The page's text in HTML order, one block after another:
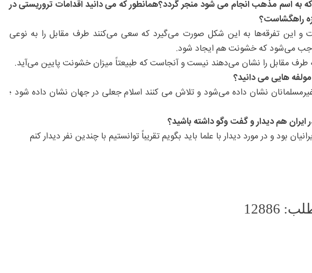
اسم مذهب انجام می شود منجر گردد؟همانطور که می دانید اقدامات تروریستی در
راهگشاست؟
و این تفرقه‌ها به این شکل صورت می‌گیرد که سعی می‌کنند طرف مقابل را به نوعی
موجب می‌شود که خشونت هم ایجاد شود.
طرف مقابل را نشان‌ می‌دهند نیست و آنجاست که طبیعتاً میزان خشونت پایین می‌آید.
هایی می دانید؟
نشان داده می‌شود و تلاش می کنند اسلام جعلی در جهان نشان داده شود ؛
هم دیدار و گفت وگو داشته باشید؟
و در مورد دیدار با علما باید بگویم تقریباً توانستیم با چندین نفر دیدار کنم